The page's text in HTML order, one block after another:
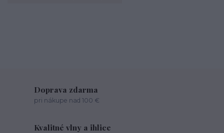
Doprava zdarma
pri nákupe nad 100 €
Kvalitné vlny a ihlice